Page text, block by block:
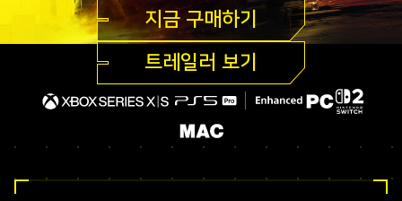
지금 구매하기
트레일러 보기